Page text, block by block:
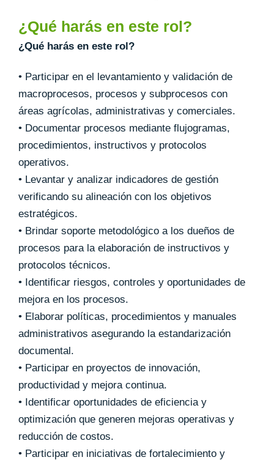
¿Qué harás en este rol?
¿Qué harás en este rol?
• Participar en el levantamiento y validación de
macroprocesos, procesos y subprocesos con
áreas agrícolas, administrativas y comerciales.
• Documentar procesos mediante flujogramas,
procedimientos, instructivos y protocolos
operativos.
• Levantar y analizar indicadores de gestión
verificando su alineación con los objetivos
estratégicos.
• Brindar soporte metodológico a los dueños de
procesos para la elaboración de instructivos y
protocolos técnicos.
• Identificar riesgos, controles y oportunidades de
mejora en los procesos.
• Elaborar políticas, procedimientos y manuales
administrativos asegurando la estandarización
documental.
• Participar en proyectos de innovación,
productividad y mejora continua.
• Identificar oportunidades de eficiencia y
optimización que generen mejoras operativas y
reducción de costos.
• Participar en iniciativas de fortalecimiento y